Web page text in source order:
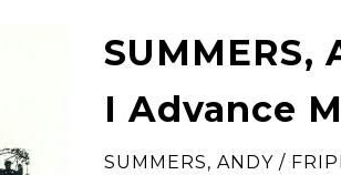
SUMMERS,
I Advance
SUMMERS, ANDY /